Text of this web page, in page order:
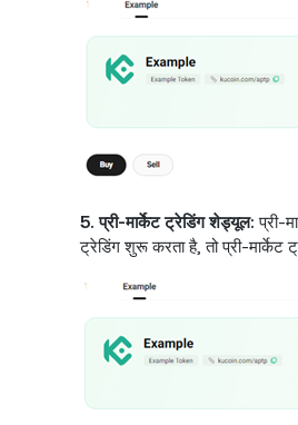
5. प्री-मार्केट ट्रेडिंग शेड्यूल: प्री-
ट्रेडिंग शुरू करता है, तो प्री-मार्केट